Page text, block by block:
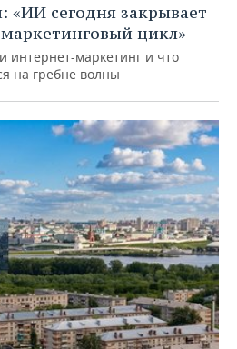
«ИИ сегодня закрывает
цикл»
интернет-маркетинг и что
на гребне волны